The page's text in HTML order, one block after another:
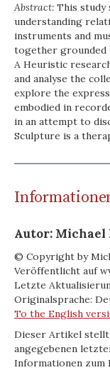
Abstract: This study
understanding
instruments and
together grounded
A Heuristic
and analyse the
explore the
embodied in
in an attempt to
Sculpture is a
Autor: Michael
© Copyright by
Veröffentlicht auf
Letzte
Originalsprache:
To the English
Dieser Artikel
angegebenen
Informationen zum